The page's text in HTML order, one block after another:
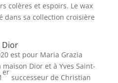
colères et espoirs. Le wax
dans sa collection croisière
Dior
est pour Maria Grazia
Dior et à Yves Saint-
er
successeur de Christian